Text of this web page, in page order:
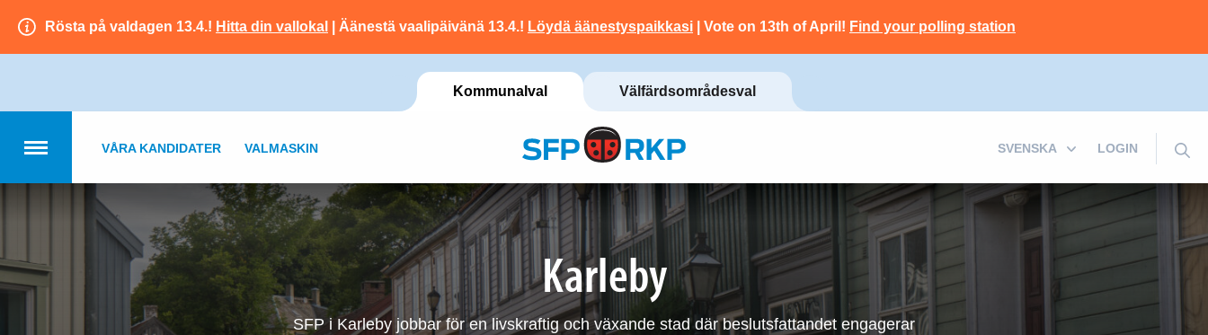
Rösta på valdagen 13.4.! Hitta din vallokal | Äänestä vaalipäivänä 13.4.! Löydä äänestyspaikkasi | Vote on 13th of April! Find your polling station
Kommunalval Välfärdsområdesval
LOGIN
VÅRA KANDIDATER VALMASKIN
Karleby
SFP i Karleby jobbar för en livskraftig och växande stad där beslutsfattandet engagerar